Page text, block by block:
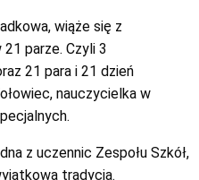
wiąże się z
parze. Czyli 3
21 para i 21 dzień
nauczycielka w
z uczennic Zespołu Szkół,
tradycja.